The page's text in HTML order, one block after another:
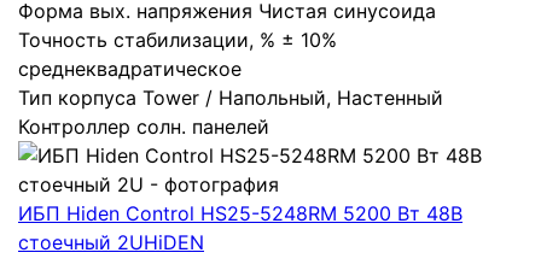
Форма вых. напряжения Чистая синусоида
Точность стабилизации, % ± 10%
среднеквадратическое
Тип корпуса Tower / Напольный, Настенный
Контроллер солн. панелей
ИБП Hiden Control HS25-5248RM 5200 Вт 48В
стоечный 2UHiDEN